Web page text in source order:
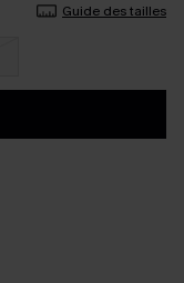
Guide des tailles